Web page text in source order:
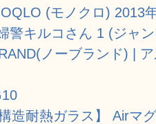
(モノクロ) 2013
警キルコさん 1 (ジャ
ノーブランド) |
造耐熱ガラス】 Airマ